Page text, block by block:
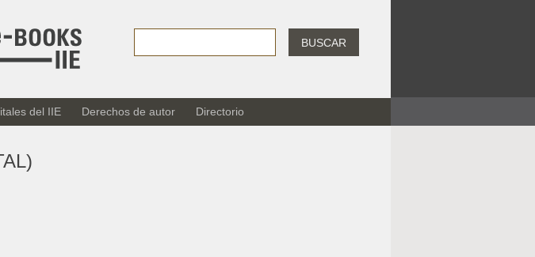
BUSCAR
del IIE Derechos de autor Directorio